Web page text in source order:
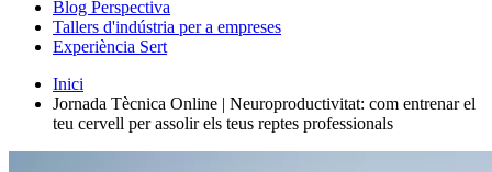
Blog Perspectiva
Tallers d'indústria per a empreses
Experiència Sert
Inici
Jornada Tècnica Online | Neuroproductivitat: com entrenar el
teu cervell per assolir els teus reptes professionals